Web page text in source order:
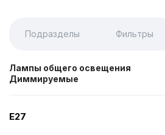
Подразделы Фильтры
Лампы общего освещения
Диммируемые
E27